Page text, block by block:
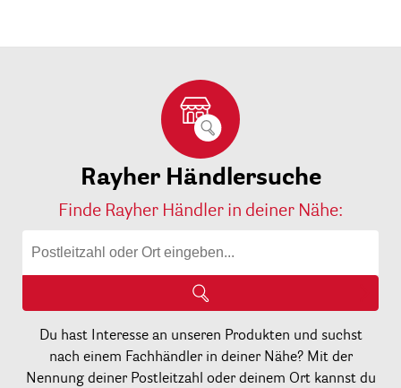
Rayher Händlersuche
Finde Rayher Händler in deiner Nähe:
Du hast Interesse an unseren Produkten und suchst
nach einem Fachhändler in deiner Nähe? Mit der
Nennung deiner Postleitzahl oder deinem Ort kannst du